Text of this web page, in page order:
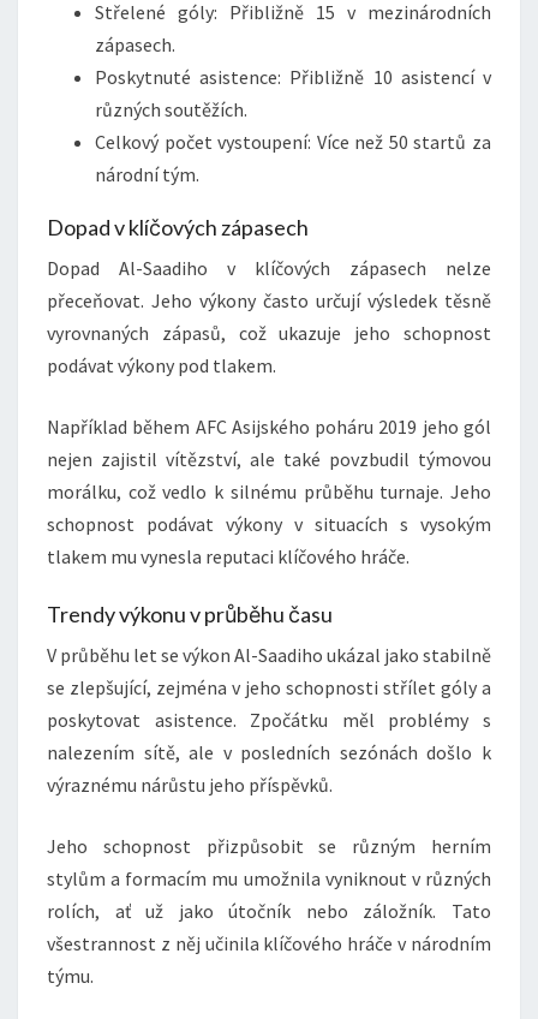
Střelené góly: Přibližně 15 v mezinárodních
zápasech.
Poskytnuté asistence: Přibližně 10 asistencí v
různých soutěžích.
Celkový počet vystoupení: Více než 50 startů za
národní tým.
Dopad v klíčových zápasech
Dopad Al-Saadiho v klíčových zápasech nelze
přeceňovat. Jeho výkony často určují výsledek těsně
vyrovnaných zápasů, což ukazuje jeho schopnost
podávat výkony pod tlakem.
Například během AFC Asijského poháru 2019 jeho gól
nejen zajistil vítězství, ale také povzbudil týmovou
morálku, což vedlo k silnému průběhu turnaje. Jeho
schopnost podávat výkony v situacích s vysokým
tlakem mu vynesla reputaci klíčového hráče.
Trendy výkonu v průběhu času
V průběhu let se výkon Al-Saadiho ukázal jako stabilně
se zlepšující, zejména v jeho schopnosti střílet góly a
poskytovat asistence. Zpočátku měl problémy s
nalezením sítě, ale v posledních sezónách došlo k
výraznému nárůstu jeho příspěvků.
Jeho schopnost přizpůsobit se různým herním
stylům a formacím mu umožnila vyniknout v různých
rolích, ať už jako útočník nebo záložník. Tato
všestrannost z něj učinila klíčového hráče v národním
týmu.